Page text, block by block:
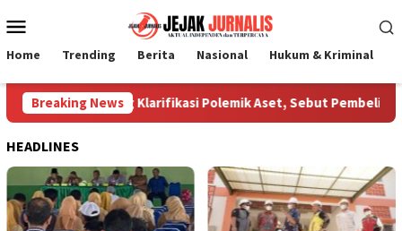
ke
Mobile
Home Trending Berita Nasional Hukum & Kriminal
Breaking News
Jombang Klarifikasi Polemik Aset, Sebut Pembelian
HEADLINES